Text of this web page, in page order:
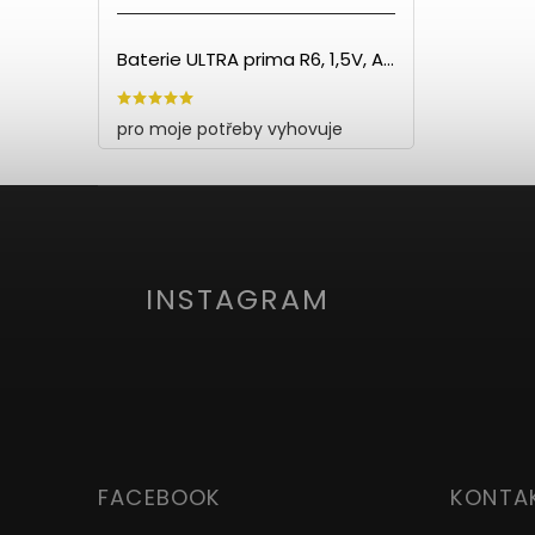
Baterie ULTRA prima R6, 1,5V, AA - 60ks
pro moje potřeby vyhovuje
INSTAGRAM
FACEBOOK